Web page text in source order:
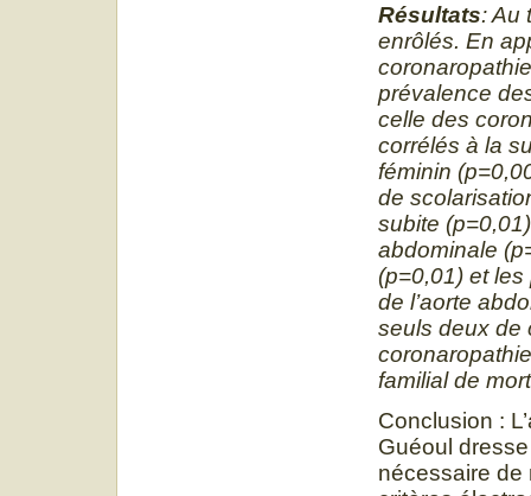
Résultats: Au
enrôlés. En
prévalence
celle des
corrélés à la
féminin
de
subite
abdominale
(p=0,01) et
de l’aorte
seuls deux de
familial de
Conclusion :
Guéoul
nécessaire de